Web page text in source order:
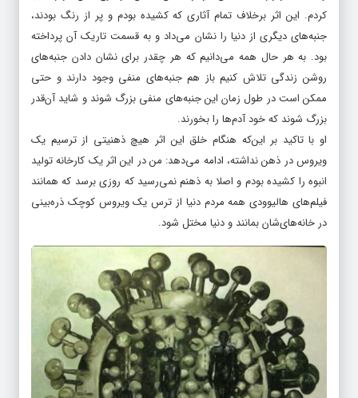
کردم. این اثر برخلاف تمام آثاری که کشیده بودم و پر از رنگ بودند،
جنبه‌های دیگری از دنیا را نشان می‌داد و به قسمت تاریک آن پرداخته
بود. به هر حال همه می‌دانیم که هر چقدر برای نشان دادن جنبه‌های
روشن زندگی تلاش کنیم باز هم جنبه‌های منفی وجود دارند و حتی
ممکن است در طول زمان این جنبه‌های منفی بزرگ شوند و شاید آن‌قدر
بزرگ شوند که خود آدم‌ها را بخورند.
او با تاکید بر این‌که هنگام خلق این اثر هیچ ذهنیتی از ترسیم یک
ویروس در ذهن نداشته، ادامه می‌دهد: من در این اثر یک کارخانه تولید
انبوه را کشیده بودم و اصلا به ذهنم نمی‌رسید که روزی برسد که همانند
فیلم‌های هالیوودی همه مردم دنیا از ترس یک ویروس کوچک ذره‌بینی
در خانه‌های‌شان بمانند و دنیا مختل شود.